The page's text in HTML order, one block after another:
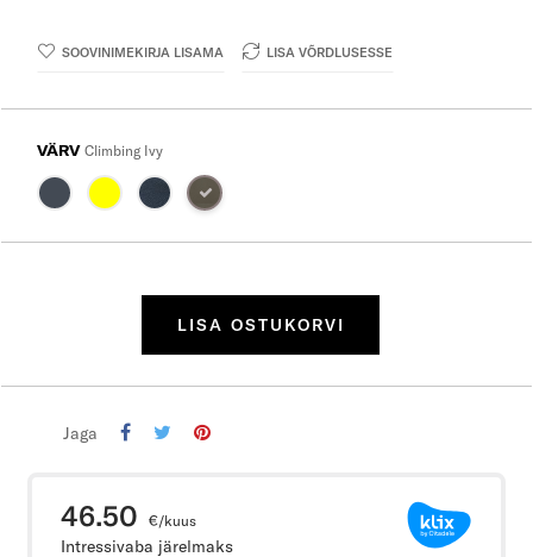
SOOVINIMEKIRJA LISAMA LISA VÕRDLUSESSE
VÄRV Climbing Ivy
LISA OSTUKORVI
Jaga